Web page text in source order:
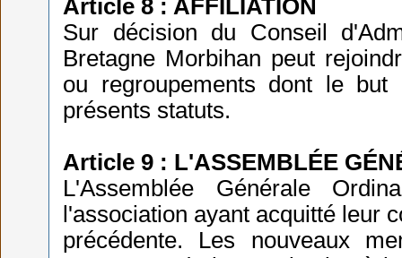
Article 8 : AFFILIATION
Sur décision du Conseil
Bretagne Morbihan peut
ou regroupements dont le
présents statuts.
Article 9 : L'ASSEMBLÉE
L'Assemblée Générale
l'association ayant acquitté leur
précédente. Les nouveaux